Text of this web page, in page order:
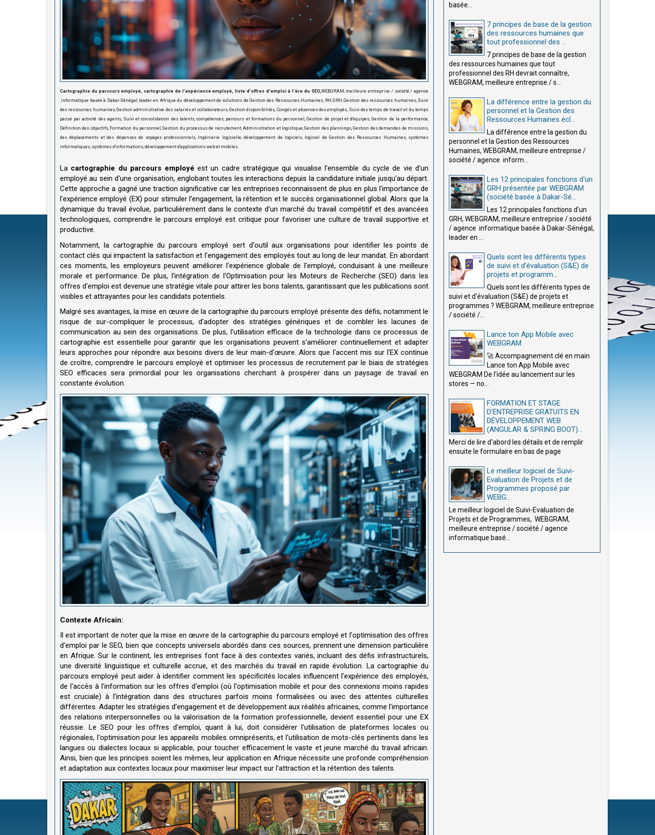
Cartographie du parcours employé, cartographie de l'expérience employé, liste d'offres d'emploi à l'ère du SEO,WEBGRAM, meilleure entreprise / société / agence
informatique basée à Dakar-Sénégal, leader en Afrique du développement de solutions de Gestion des Ressources Humaines, RH, GRH, Gestion des ressources humaines, Suivi
des ressources humaines, Gestion administrative des salariés et collaborateurs, Gestion disponibilités, Congés et absences des employés, Suivi des temps de travail et du temps
passé par activité des agents, Suivi et consolidation des talents, compétences, parcours et formations du personnel, Gestion de projet et d'équipes, Gestion de la performance,
Définition des objectifs, Formation du personnel, Gestion du processus de recrutement, Administration et logistique, Gestion des plannings, Gestion des demandes de missions,
des déplacements et des dépenses de voyages professionnels, Ingénierie logicielle, développement de logiciels, logiciel de Gestion des Ressources Humaines, systèmes
informatiques, systèmes d'informations, développement d'applications web et mobiles.
La cartographie du parcours employé est un cadre stratégique qui visualise l'ensemble du cycle de vie d'un
employé au sein d'une organisation, englobant toutes les interactions depuis la candidature initiale jusqu'au départ.
Cette approche a gagné une traction significative car les entreprises reconnaissent de plus en plus l'importance de
l'expérience employé (EX) pour stimuler l'engagement, la rétention et le succès organisationnel global. Alors que la
dynamique du travail évolue, particulièrement dans le contexte d'un marché du travail compétitif et des avancées
technologiques, comprendre le parcours employé est critique pour favoriser une culture de travail supportive et
productive.
Notamment, la cartographie du parcours employé sert d'outil aux organisations pour identifier les points de
contact clés qui impactent la satisfaction et l'engagement des employés tout au long de leur mandat. En abordant
ces moments, les employeurs peuvent améliorer l'expérience globale de l'employé, conduisant à une meilleure
morale et performance. De plus, l'intégration de l'Optimisation pour les Moteurs de Recherche (SEO) dans les
offres d'emploi est devenue une stratégie vitale pour attirer les bons talents, garantissant que les publications sont
visibles et attrayantes pour les candidats potentiels.
Malgré ses avantages, la mise en œuvre de la cartographie du parcours employé présente des défis, notamment le
risque de sur-compliquer le processus, d'adopter des stratégies génériques et de combler les lacunes de
communication au sein des organisations. De plus, l'utilisation efficace de la technologie dans ce processus de
cartographie est essentielle pour garantir que les organisations peuvent s'améliorer continuellement et adapter
leurs approches pour répondre aux besoins divers de leur main-d'œuvre. Alors que l'accent mis sur l'EX continue
de croître, comprendre le parcours employé et optimiser les processus de recrutement par le biais de stratégies
SEO efficaces sera primordial pour les organisations cherchant à prospérer dans un paysage de travail en
constante évolution.
Contexte Africain:
Il est important de noter que la mise en œuvre de la cartographie du parcours employé et l'optimisation des offres
d'emploi par le SEO, bien que concepts universels abordés dans ces sources, prennent une dimension particulière
en Afrique. Sur le continent, les entreprises font face à des contextes variés, incluant des défis infrastructurels,
une diversité linguistique et culturelle accrue, et des marchés du travail en rapide évolution. La cartographie du
parcours employé peut aider à identifier comment les spécificités locales influencent l'expérience des employés,
de l'accès à l'information sur les offres d'emploi (où l'optimisation mobile et pour des connexions moins rapides
est cruciale) à l'intégration dans des structures parfois moins formalisées ou avec des attentes culturelles
différentes. Adapter les stratégies d'engagement et de développement aux réalités africaines, comme l'importance
des relations interpersonnelles ou la valorisation de la formation professionnelle, devient essentiel pour une EX
réussie. Le SEO pour les offres d'emploi, quant à lui, doit considérer l'utilisation de plateformes locales ou
régionales, l'optimisation pour les appareils mobiles omniprésents, et l'utilisation de mots-clés pertinents dans les
langues ou dialectes locaux si applicable, pour toucher efficacement le vaste et jeune marché du travail africain.
Ainsi, bien que les principes soient les mêmes, leur application en Afrique nécessite une profonde compréhension
et adaptation aux contextes locaux pour maximiser leur impact sur l'attraction et la rétention des talents.
basée...
7 principes de base de la gestion
des ressources humaines que
tout professionnel des ...
7 principes de base de la gestion
des ressources humaines que tout
professionnel des RH devrait connaître,
WEBGRAM, meilleure entreprise / s...
La différence entre la gestion du
personnel et la Gestion des
Ressources Humaines écl...
La différence entre la gestion du
personnel et la Gestion des Ressources
Humaines, WEBGRAM, meilleure entreprise /
société / agence inform...
Les 12 principales fonctions d'un
GRH présentée par WEBGRAM
(société basée à Dakar-Sé...
Les 12 principales fonctions d'un
GRH, WEBGRAM, meilleure entreprise / société
/ agence informatique basée à Dakar-Sénégal,
leader en ...
Quels sont les différents types
de suivi et d'évaluation (S&E) de
projets et programm...
Quels sont les différents types de
suivi et d'évaluation (S&E) de projets et
programmes ? WEBGRAM, meilleure entreprise
/ société /...
Lance ton App Mobile avec
WEBGRAM
🚀 Accompagnement clé en main
Lance ton App Mobile avec
WEBGRAM De l'idée au lancement sur les
stores — no...
FORMATION ET STAGE
D’ENTREPRISE GRATUITS EN
DÉVELOPPEMENT WEB
(ANGULAR & SPRING BOOT)...
Merci de lire d'abord les détails et de remplir
ensuite le formulaire en bas de page
Le meilleur logiciel de Suivi-
Evaluation de Projets et de
Programmes proposé par
WEBG...
Le meilleur logiciel de Suivi-Evaluation de
Projets et de Programmes, WEBGRAM,
meilleure entreprise / société / agence
informatique basé...